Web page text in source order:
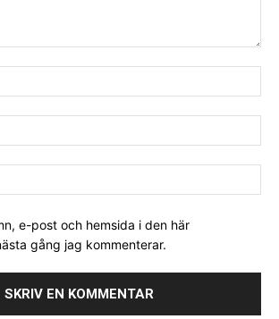
e-post och hemsida i den här
gång jag kommenterar.